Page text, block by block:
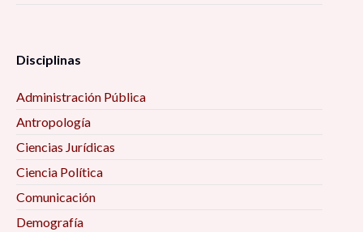
Disciplinas
Administración Pública
Antropología
Ciencias Jurídicas
Ciencia Política
Comunicación
Demografía